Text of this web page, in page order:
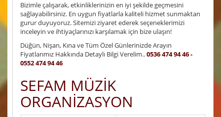
Bizimle çalışarak, etkinliklerinizin en iyi şekilde geçmesini
sağlayabilirsiniz. En uygun fiyatlarla kaliteli hizmet sunmaktan
gurur duyuyoruz. Sitemizi ziyaret ederek seçeneklerimizi
inceleyin ve ihtiyaçlarınızı karşılamak için bize ulaşın!
Düğün, Nişan, Kına ve Tüm Özel Günlerinizde Arayın
Fiyatlarımız Hakkında Detaylı Bilgi Verelim..0536 474 94 46 -
0552 474 94 46
SEFAM MÜZİK
ORGANİZASYON